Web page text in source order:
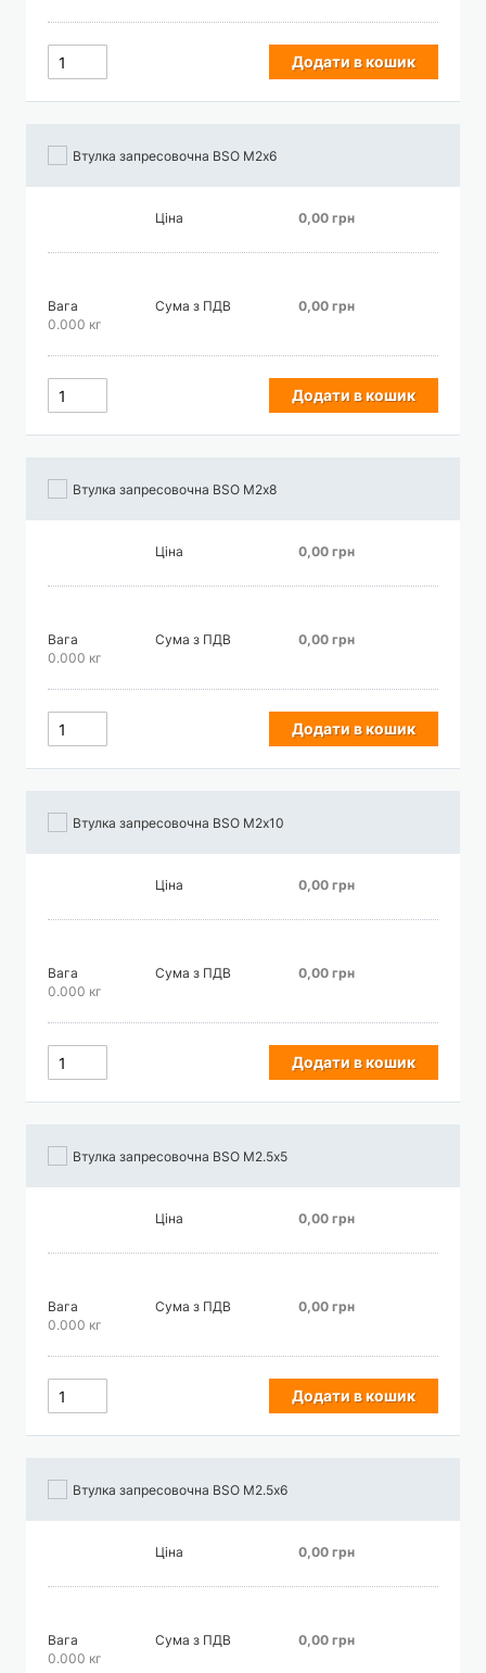
Додати в кошик
Втулка запресовочна BSO М2х6
Ціна 0,00 грн
Вага
0.000 кг
Сума з ПДВ 0,00 грн
Додати в кошик
Втулка запресовочна BSO М2х8
Ціна 0,00 грн
Вага
0.000 кг
Сума з ПДВ 0,00 грн
Додати в кошик
Втулка запресовочна BSO М2х10
Ціна 0,00 грн
Вага
0.000 кг
Сума з ПДВ 0,00 грн
Додати в кошик
Втулка запресовочна BSO М2.5х5
Ціна 0,00 грн
Вага
0.000 кг
Сума з ПДВ 0,00 грн
Додати в кошик
Втулка запресовочна BSO М2.5х6
Ціна 0,00 грн
Вага
0.000 кг
Сума з ПДВ 0,00 грн